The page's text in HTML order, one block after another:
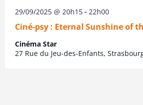
Ciné-psy : Eternal Sunshine of
29/09/2025 @ 20h15- 22h00
Cinéma Star
27 Rue du Jeu-des-Enfants,